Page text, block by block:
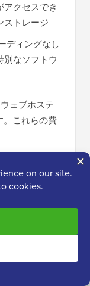
アクセスでき
ストレージ
ディングなし
別なソフトウ
ェブホステ
。これらの費
することに
請求す
←